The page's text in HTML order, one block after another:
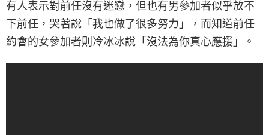
有人表示對前任沒有迷戀，但也有男參加者似乎放不
下前任，哭著說「我也做了很多努力」，而知道前任
約會的女參加者則冷冰冰說「沒法為你真心應援」。